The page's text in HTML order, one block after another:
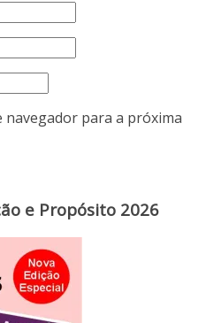
navegador para a próxima
e Propósito 2026